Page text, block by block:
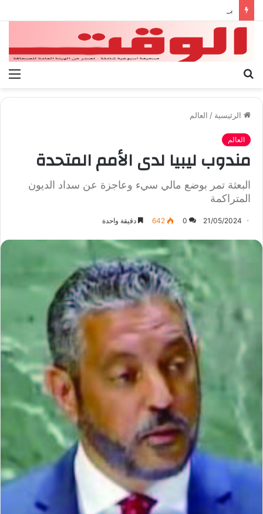
بيان الإتحاد الوطنى العام لعمال ليبيا
الرئيسية / العالم
العالم
مندوب ليبيا لدى الأمم المتحدة
البعثة تمر بوضع مالي سيء وعاجزة عن سداد الديون
المتراكمة
21/05/2024
0
642 دقيقة واحدة